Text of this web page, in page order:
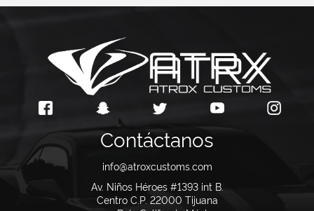
Contáctanos
info@atroxcustoms.com
Av. Niños Héroes #1393 int B.
Centro C.P. 22000 Tijuana